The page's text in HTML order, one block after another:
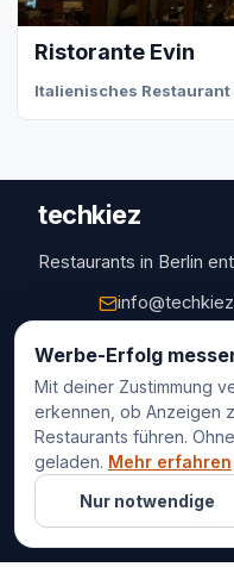
Ristorante Evin
Italienisches Restaurant
techkiez
Restaurants in Berlin
Restaurants
Restaurantauswahl
Für Unternehmen
Kontakt
© 2025
Werbe-Erfolg
Mit deiner Zustimmung
erkennen, ob Anzeigen
Restaurants führen.
geladen. Mehr erfahren
Nur notwendige